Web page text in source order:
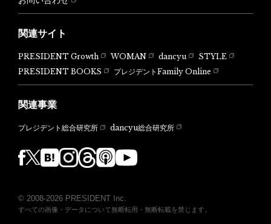
関連サイト
PRESIDENT Growth WOMAN dancyu
STYLE
PRESIDENT BOOKS
プレジデントFamily Online
関連事業
プレジデント総合研究所 dancyu総合研究所
© 2008-2026 PRESIDENT Inc.
すべての画像・データについて無断転用・無断転載を禁じます。